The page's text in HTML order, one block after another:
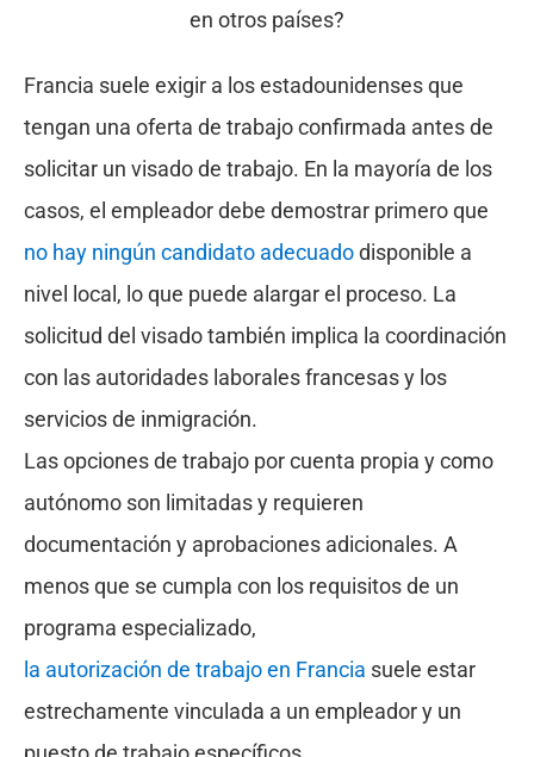
Francia suele exigir a los estadounidenses que
tengan una oferta de trabajo confirmada antes de
solicitar un visado de trabajo. En la mayoría de los
casos, el empleador debe demostrar primero que
no hay ningún candidato adecuadodisponible a
nivel local, lo que puede alargar el proceso. La
solicitud del visado también implica la coordinación
con las autoridades laborales francesas y los
servicios de inmigración.
Las opciones de trabajo por cuenta propia y como
autónomo son limitadas y requieren
documentación y aprobaciones adicionales. A
menos que se cumpla con los requisitos de un
programa especializado,
la autorización de trabajo en Francia suele estar
estrechamente vinculada a un empleador y un